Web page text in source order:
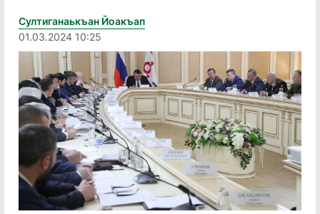
Султиганаькъан Йоакъап
01.03.2024 10:25